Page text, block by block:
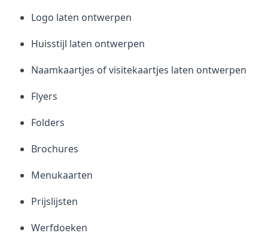
Logo laten ontwerpen
Huisstijl laten ontwerpen
Naamkaartjes of visitekaartjes laten ontwerpen
Flyers
Folders
Brochures
Menukaarten
Prijslijsten
Werfdoeken